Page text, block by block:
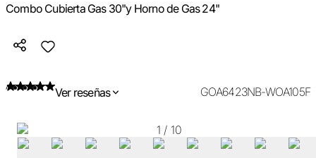
Combo Cubierta Gas 30"y Horno de Gas 24"
Ver reseñas GOA6423NB-WOA105F
1 / 10